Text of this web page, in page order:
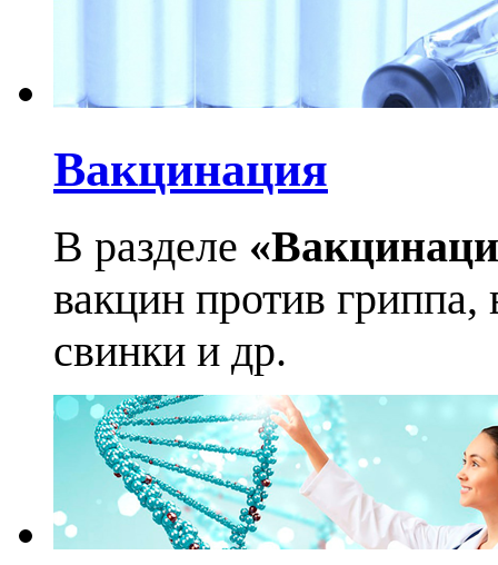
Вакцинация
В разделе
вакцин против гриппа,
свинки и др.